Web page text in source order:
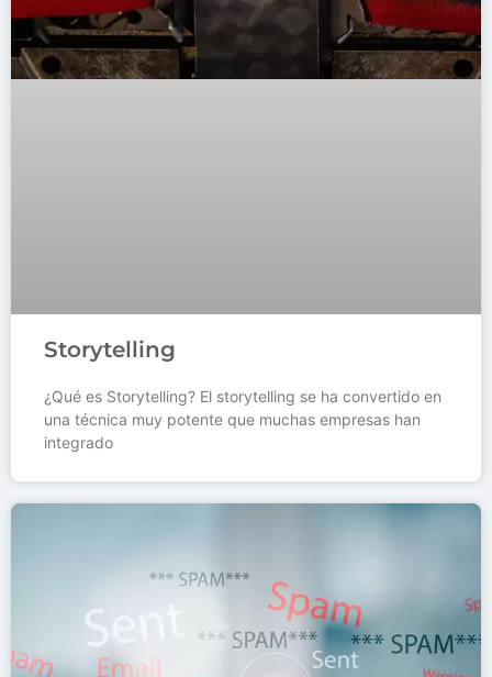
Storytelling
¿Qué es Storytelling? El storytelling se ha convertido en
una técnica muy potente que muchas empresas han
integrado